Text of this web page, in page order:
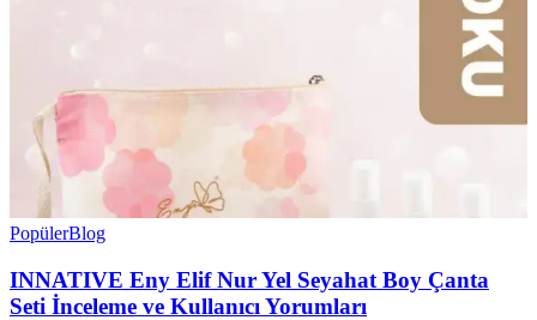
PopülerBlog
INNATIVE Eny Elif Nur Yel Seyahat Boy Çanta
Seti İnceleme ve Kullanıcı Yorumları